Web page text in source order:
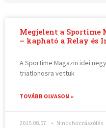
Megjelent a Sportime
– kapható a Relay és
A Sportime Magazin idei
triatlonosra vettük
TOVÁBB OLVASOM »
2015.08.07. Nincs hozzászólás